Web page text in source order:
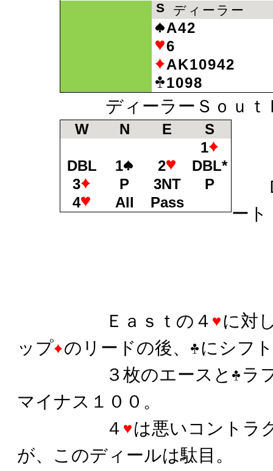
S ディーラー
A42
6
AK10942
1098
ディーラーＳｏｕｔ
W N E
S
1
DBL
1 2
DBL*
3
P 3NT
P
4
All Pass
Ｄ
ート
Ｅａｓｔの４
に対
ップ のリードの後、
にシフ
３枚のエースと
ラ
マイナス１００。
４
は悪いコントラ
が、このディールは駄目。